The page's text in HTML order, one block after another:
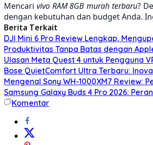
Mencari vivo RAM 8GB murah terbaru?
dengan kebutuhan dan budget Anda.
Berita Terkait
DJI Mini 6 Pro Review Lengkap,
Produktivitas Tanpa Batas dengan
Ulasan Meta Quest 4 untuk Pengguna
Bose QuietComfort Ultra Terbaru:
Mengenal Sony WH-1000XM7 Review:
Samsung Galaxy Buds 4 Pro 2026:
Komentar